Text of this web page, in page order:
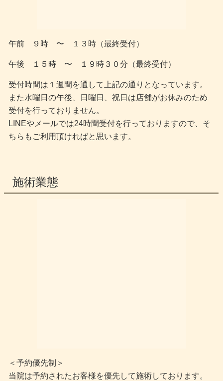
午前 ９時 〜 １３時（最終受付）
午後 １５時 〜 １９時３０分（最終受付）
受付時間は１週間を通して上記の通りとなっています。
また水曜日の午後、日曜日、祝日は店舗がお休みのため
受付を行っておりません。
LINEやメールでは24時間受付を行っておりますので、そ
ちらもご利用頂ければと思います。
施術業態
＜予約優先制＞
当院は予約されたお客様を優先して施術しております。